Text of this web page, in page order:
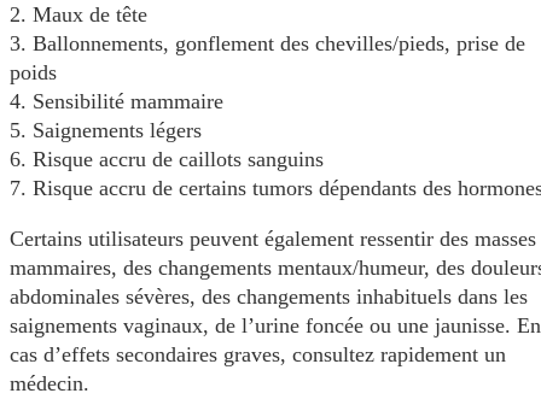
2. Maux de tête
3. Ballonnements, gonflement des chevilles/pieds, prise de
poids
4. Sensibilité mammaire
5. Saignements légers
6. Risque accru de caillots sanguins
7. Risque accru de certains tumors dépendants des
Certains utilisateurs peuvent également ressentir des masses
mammaires, des changements mentaux/humeur, des
abdominales sévères, des changements inhabituels dans les
saignements vaginaux, de l’urine foncée ou une jaunisse. En
cas d’effets secondaires graves, consultez rapidement un
médecin.